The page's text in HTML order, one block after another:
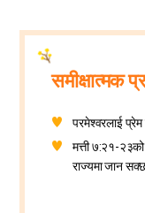
समीक्षात्मक
परमेश्वरलाई प्रेम
मत्ती ७:२१-
राज्यमा जान